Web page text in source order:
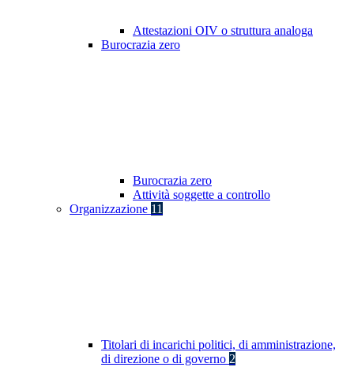
Attestazioni OIV o struttura analoga
Burocrazia zero
Burocrazia zero
Attività soggette a controllo
Organizzazione 11
Titolari di incarichi politici, di amministrazione,
di direzione o di governo 2